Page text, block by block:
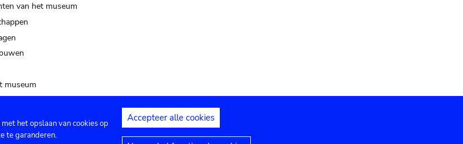
van het museum
museum
Privacy instellingen Juridische mededelingen
het opslaan van cookies op
te garanderen.
Accepteer alle cookies